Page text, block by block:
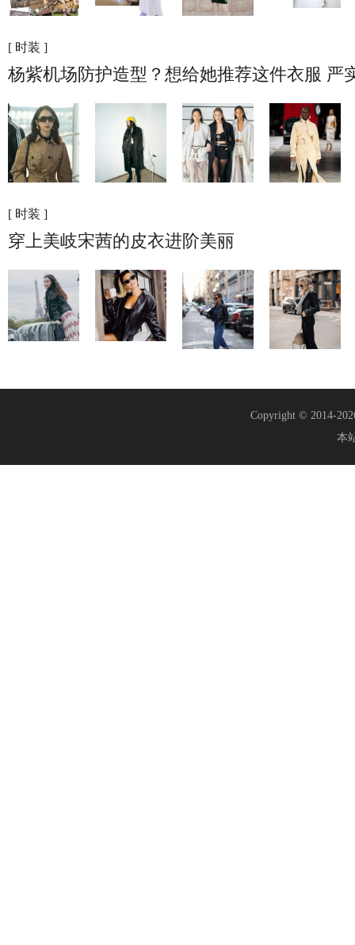
[ 时装 ]
杨紫机场防护造型？想给她推荐这件衣服 严
[ 时装 ]
穿上美岐宋茜的皮衣进阶美丽
Copyright © 2014-
本